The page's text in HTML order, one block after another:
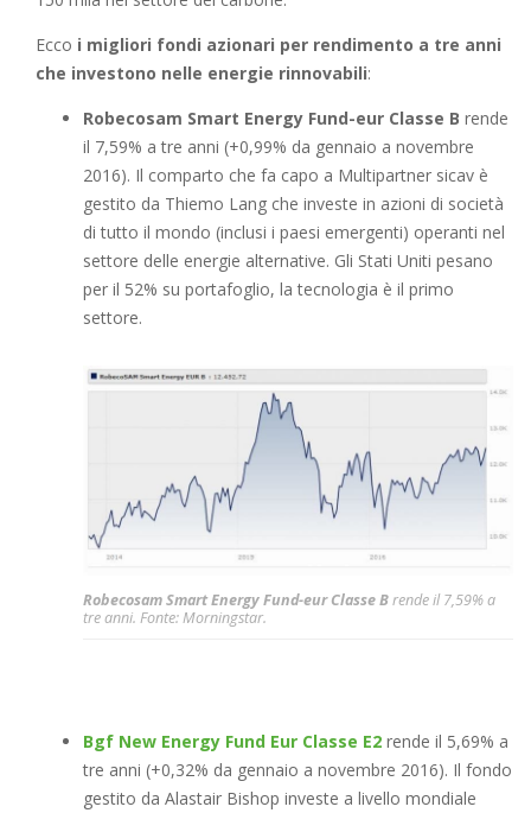
Ecco i migliori fondi azionari per rendimento a tre anni
che investono nelle energie rinnovabili:
Robecosam Smart Energy Fund-eur Classe B rende
il 7,59% a tre anni (+0,99% da gennaio a novembre
2016). Il comparto che fa capo a Multipartner sicav è
gestito da Thiemo Lang che investe in azioni di società
di tutto il mondo (inclusi i paesi emergenti) operanti nel
settore delle energie alternative. Gli Stati Uniti pesano
per il 52% su portafoglio, la tecnologia è il primo
settore.
Robecosam Smart Energy Fund-eur Classe Brende il 7,59% a
tre anni. Fonte: Morningstar.
Bgf New Energy Fund Eur Classe E2 rende il 5,69% a
tre anni (+0,32% da gennaio a novembre 2016). Il fondo
gestito da Alastair Bishop investe a livello mondiale